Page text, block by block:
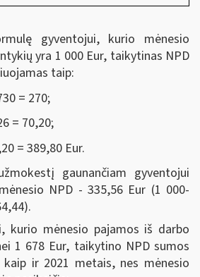
gyventojui, kurio mėnesio
yra 1 000 Eur, taikytinas NPD
taip:
270;
70,20;
Eur.
gaunančiam gyventojui
NPD - 335,56 Eur (1 000-
kurio mėnesio pajamos iš darbo
1 678 Eur, taikytino NPD sumos
ir 2021 metais, nes mėnesio